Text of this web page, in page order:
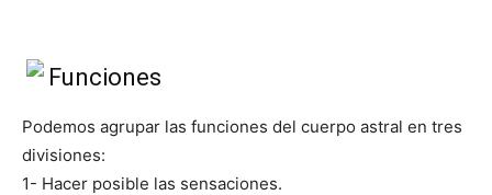
Funciones
Podemos agrupar las funciones del cuerpo astral en tres
divisiones:
1- Hacer posible las sensaciones.